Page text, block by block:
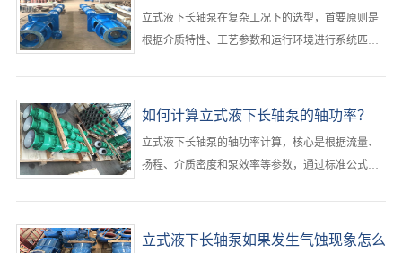
型？ ​
立式液下长轴泵在复杂工况下的选型，‌首要原则是
根据介质特性、工艺参数和运行环境进行系统匹
况通常涉及高温、高压、强腐蚀、含固颗粒或频繁
如何计算立式液下长轴泵的轴功率？
立式液下长轴泵的轴功率计算，核心是根据流量、
扬程、介质密度和泵效率等参数，通过标准公式进
立式液下长轴泵如果发生气蚀现象怎么